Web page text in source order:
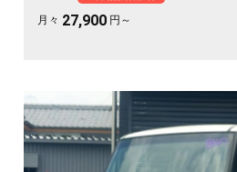
適。安心してお乗りいただける《1年保証付》で
月々 27,900 円～